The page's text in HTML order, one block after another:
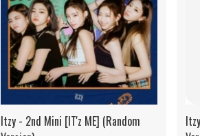
Itzy - 2nd Mini [IT'z ME] (Random